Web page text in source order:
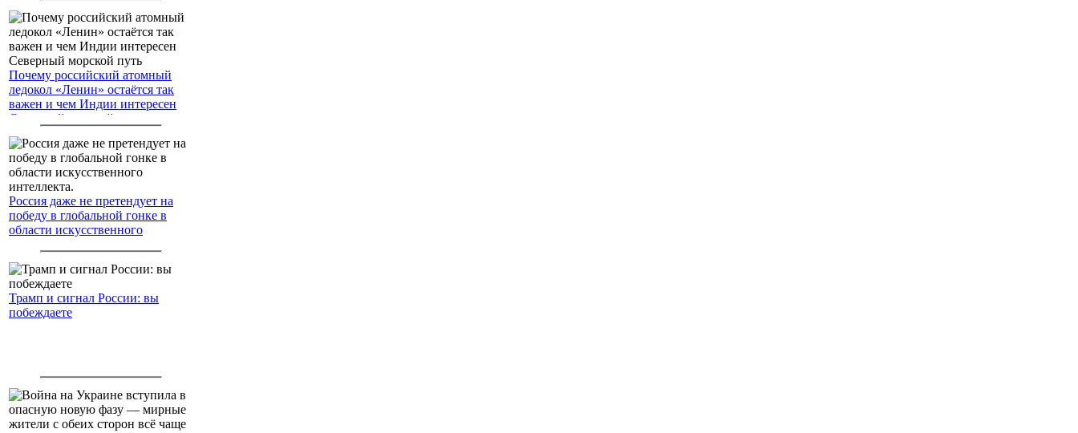
Почему российский атомный
ледокол «Ленин» остаётся так
важен и чем Индии интересен
Северный морской путь
Россия даже не претендует на
победу в глобальной гонке в
области искусственного
Трамп и сигнал России: вы
побеждаете